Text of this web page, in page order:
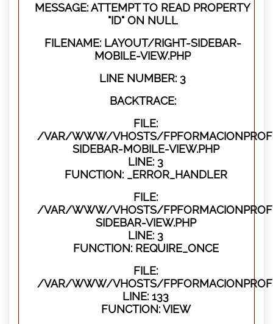
MESSAGE: ATTEMPT TO READ PROPERTY
"ID" ON NULL
FILENAME: LAYOUT/RIGHT-SIDEBAR-
MOBILE-VIEW.PHP
LINE NUMBER: 3
BACKTRACE:
FILE:
/VAR/WWW/VHOSTS/
SIDEBAR-MOBILE-VIEW.PHP
LINE: 3
FUNCTION: _ERROR_HANDLER
FILE:
/VAR/WWW/VHOSTS/
SIDEBAR-VIEW.PHP
LINE: 3
FUNCTION: REQUIRE_ONCE
FILE:
/VAR/WWW/VHOSTS/
LINE: 133
FUNCTION: VIEW